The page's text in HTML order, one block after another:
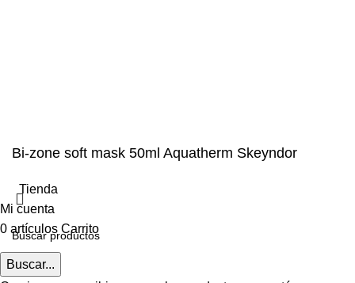
Bi-zone soft mask 50ml Aquatherm Skeyndor
Buscar...
Tienda
Mi cuenta
0 artículos Carrito